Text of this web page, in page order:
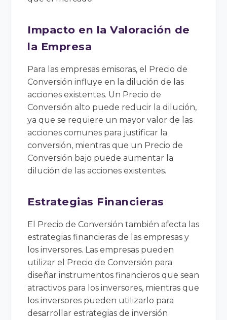
Impacto en la Valoración de
la Empresa
Para las empresas emisoras, el Precio de
Conversión influye en la dilución de las
acciones existentes. Un Precio de
Conversión alto puede reducir la dilución,
ya que se requiere un mayor valor de las
acciones comunes para justificar la
conversión, mientras que un Precio de
Conversión bajo puede aumentar la
dilución de las acciones existentes.
Estrategias Financieras
El Precio de Conversión también afecta las
estrategias financieras de las empresas y
los inversores. Las empresas pueden
utilizar el Precio de Conversión para
diseñar instrumentos financieros que sean
atractivos para los inversores, mientras que
los inversores pueden utilizarlo para
desarrollar estrategias de inversión